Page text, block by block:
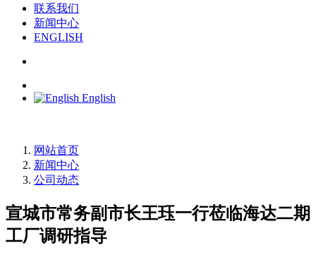
联系我们
新闻中心
ENGLISH
English
网站首页
新闻中心
公司动态
宣城市常务副市长王珏一行莅临海达二期
工厂调研指导